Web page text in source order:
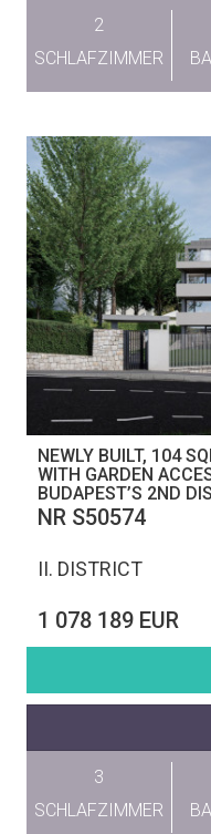
2
SCHLAFZIMMER
NEWLY BUILT, 104
WITH GARDEN
BUDAPEST’S 2ND
NR S50574
II. DISTRICT
1 078 189 EUR
3
SCHLAFZIMMER